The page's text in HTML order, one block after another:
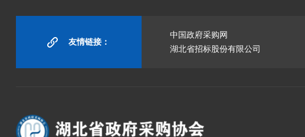
友情链接：
中国政府采购网
湖北省招标股份有限公司